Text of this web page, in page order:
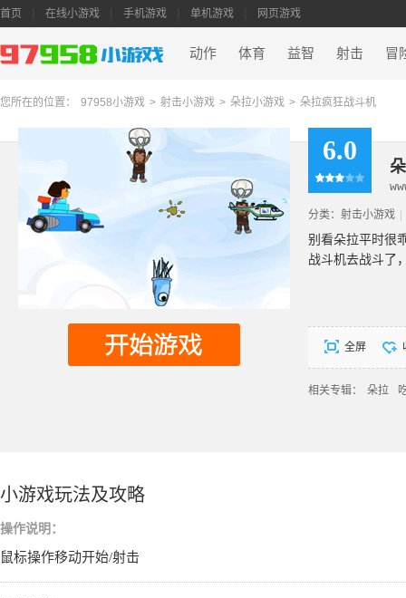
首页 在线小游戏 手机游戏 单机游戏 网页游戏
动作 体育 益智 射击 冒
您所在的位置： 97958小游戏 > 射击小游戏 > 朵拉小游戏 > 朵拉疯狂战斗机
6.0
分类： 射击小游戏
别看朵拉平时很
战斗机去战斗了
全屏
相关专辑： 朵拉
小游戏玩法及攻略
操作说明：
鼠标操作移动开始/射击